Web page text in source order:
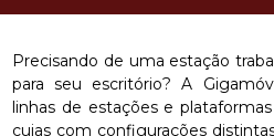
Precisando de uma estação
para seu escritório? A
linhas de estações e
cujas com configurações